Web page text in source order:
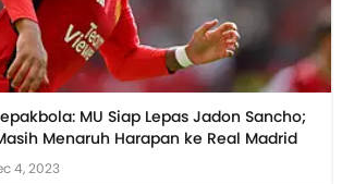
MU Siap Lepas Jadon Sancho;
Menaruh Harapan ke Real Madrid
4, 2023